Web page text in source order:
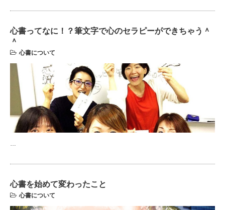
心書ってなに！？筆文字で心のセラピーができちゃう＾
＾
心書について
心書を始めて変わったこと
心書について